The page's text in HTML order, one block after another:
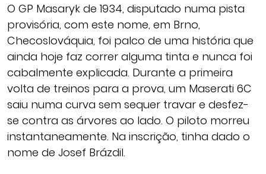
O GP Masaryk de 1934, disputado numa pista
provisória, com este nome, em Brno,
Checoslováquia, foi palco de uma história que
ainda hoje faz correr alguma tinta e nunca foi
cabalmente explicada. Durante a primeira
volta de treinos para a prova, um Maserati 6C
saiu numa curva sem sequer travar e desfez-
se contra as árvores ao lado. O piloto morreu
instantaneamente. Na inscrição, tinha dado o
nome de Josef Brázdil.